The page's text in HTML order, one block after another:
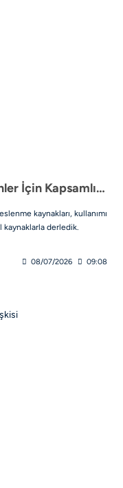
Çocuklarda L-Arjinin: Ebeveynler İçin Kapsamlı Rehber
kaynakları, kullanımı
derledik.
08/07/2026 09:08